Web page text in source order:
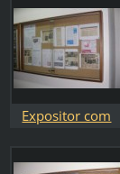
Expositor com
jornais e notícias